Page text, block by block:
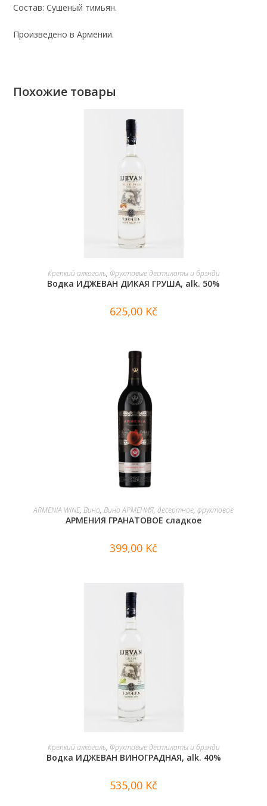
Состав: Сушеный тимьян.
Произведено в Армении.
Похожие товары
В КОРЗИНУ
Крепкий алкоголь, Фруктовые дестилаты и брэнди
Водка ИДЖЕВАН ДИКАЯ ГРУША, alk. 50%
625,00 Kč
В КОРЗИНУ
ARMENIA WINE, Вино, Вино АРМЕНИЯ, десертное, фруктовое
АРМЕНИЯ ГРАНАТОВОЕ сладкое
399,00 Kč
В КОРЗИНУ
Крепкий алкоголь, Фруктовые дестилаты и брэнди
Водка ИДЖЕВАН ВИНОГРАДНАЯ, alk. 40%
535,00 Kč